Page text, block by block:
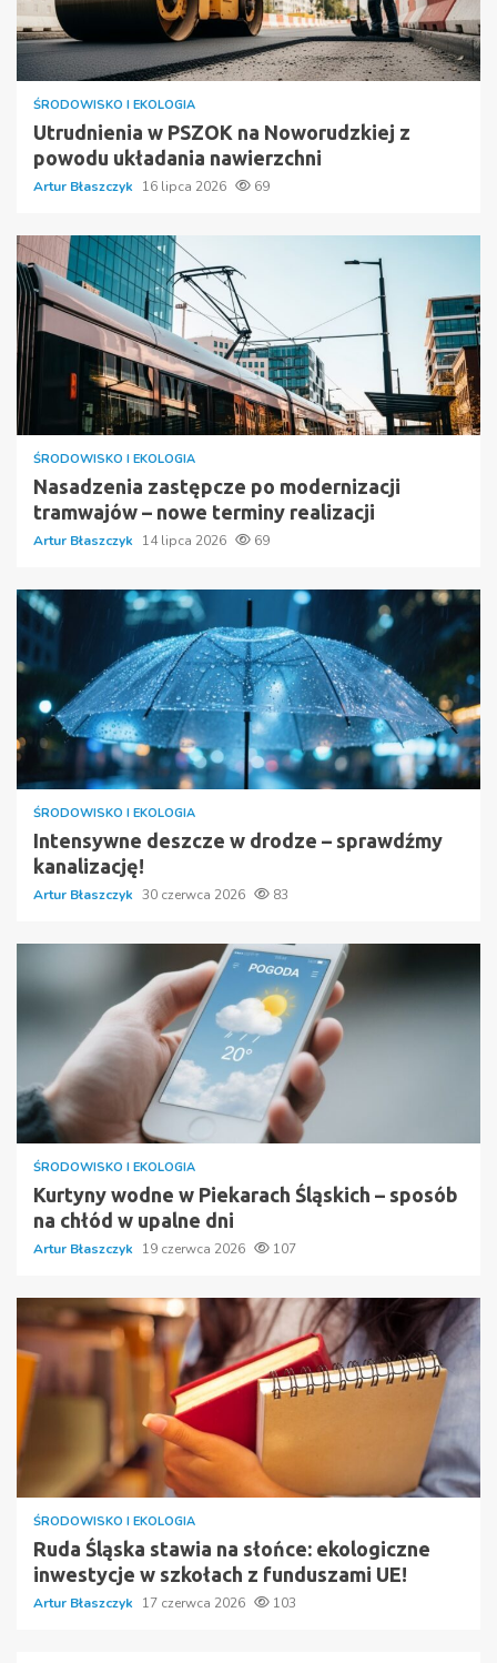
ŚRODOWISKO I EKOLOGIA
Utrudnienia w PSZOK na Noworudzkiej z
powodu układania nawierzchni
Artur Błaszczyk 16 lipca 2026 69
ŚRODOWISKO I EKOLOGIA
Nasadzenia zastępcze po modernizacji
tramwajów – nowe terminy realizacji
Artur Błaszczyk 14 lipca 2026 69
ŚRODOWISKO I EKOLOGIA
Intensywne deszcze w drodze – sprawdźmy
kanalizację!
Artur Błaszczyk 30 czerwca 2026 83
ŚRODOWISKO I EKOLOGIA
Kurtyny wodne w Piekarach Śląskich – sposób
na chłód w upalne dni
Artur Błaszczyk 19 czerwca 2026 107
ŚRODOWISKO I EKOLOGIA
Ruda Śląska stawia na słońce: ekologiczne
inwestycje w szkołach z funduszami UE!
Artur Błaszczyk 17 czerwca 2026 103